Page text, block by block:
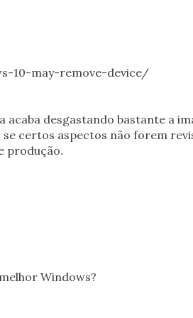
10-may-remove-device/
acaba desgastando bastante a
se certos aspectos não forem
produção.
Windows?